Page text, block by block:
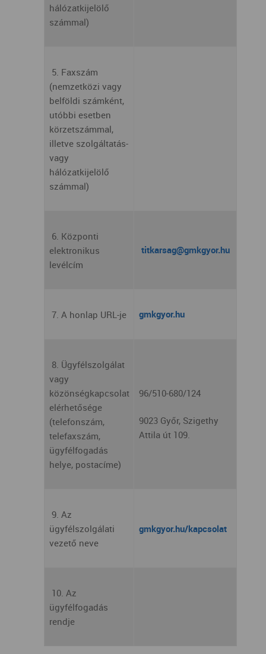
hálózatkijelölő
számmal)
5. Faxszám
(nemzetközi vagy
belföldi számként,
utóbbi esetben
körzetszámmal,
illetve szolgáltatás-
vagy
hálózatkijelölő
számmal)
6. Központi
elektronikus
levélcím
titkarsag@gmkgyor.hu
7. A honlap URL-je gmkgyor.hu
8. Ügyfélszolgálat
vagy
közönségkapcsolat
elérhetősége
(telefonszám,
telefaxszám,
ügyfélfogadás
helye, postacíme)
96/510-680/124
9023 Győr, Szigethy
Attila út 109.
9. Az
ügyfélszolgálati
vezető neve
gmkgyor.hu/kapcsolat
10. Az
ügyfélfogadás
rendje